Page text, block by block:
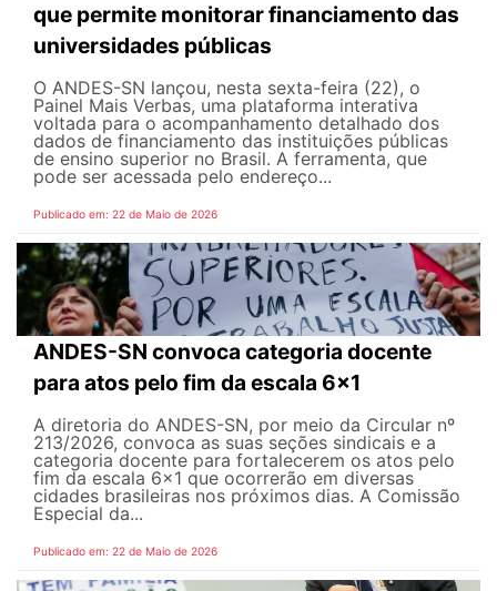
que permite monitorar financiamento das
universidades públicas
O ANDES-SN lançou, nesta sexta-feira (22), o
Painel Mais Verbas, uma plataforma interativa
voltada para o acompanhamento detalhado dos
dados de financiamento das instituições públicas
de ensino superior no Brasil. A ferramenta, que
pode ser acessada pelo endereço...
Publicado em: 22 de Maio de 2026
ANDES-SN convoca categoria docente
para atos pelo fim da escala 6x1
A diretoria do ANDES-SN, por meio da Circular nº
213/2026, convoca as suas seções sindicais e a
categoria docente para fortalecerem os atos pelo
fim da escala 6x1 que ocorrerão em diversas
cidades brasileiras nos próximos dias. A Comissão
Especial da...
Publicado em: 22 de Maio de 2026